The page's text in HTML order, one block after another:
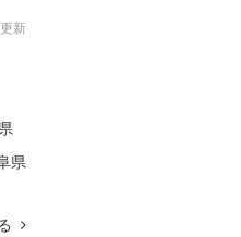
新
県